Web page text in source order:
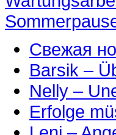
Свежая
Barsik –
Nelly –
Erfolge